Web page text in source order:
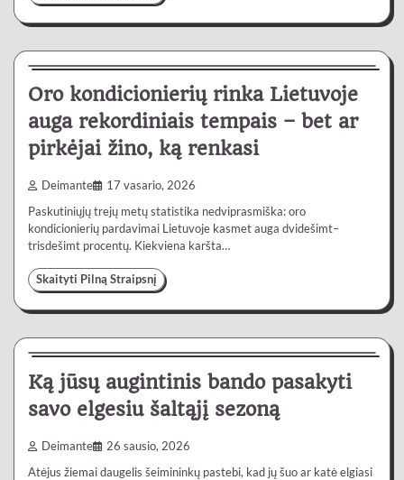
4 min
Oro kondicionierių rinka Lietuvoje
auga rekordiniais tempais – bet ar
pirkėjai žino, ką renkasi
Deimante 17 vasario, 2026
Paskutiniųjų trejų metų statistika nedviprasmiška: oro
kondicionierių pardavimai Lietuvoje kasmet auga dvidešimt–
trisdešimt procentų. Kiekviena karšta…
Skaityti Pilną Straipsnį
4 min
Gyvenimas
Ką jūsų augintinis bando pasakyti
savo elgesiu šaltąjį sezoną
Deimante 26 sausio, 2026
Atėjus žiemai daugelis šeimininkų pastebi, kad jų šuo ar katė elgiasi